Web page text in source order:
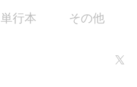
単行本 その他